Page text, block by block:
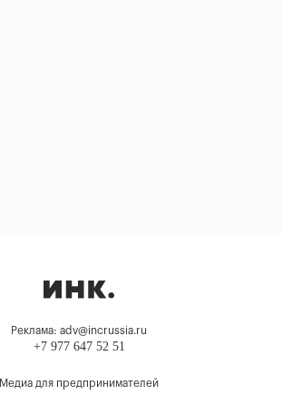
Реклама: adv@incrussia.ru
+7 977 647 52 51
Медиа для предпринимателей